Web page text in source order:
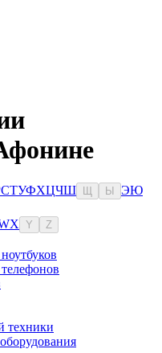
СТУФХЦЧШ Ы ЭЮ
X Y Z
техники